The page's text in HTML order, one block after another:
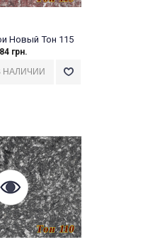
Новый Тон 115
грн.